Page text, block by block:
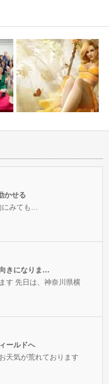
ラピーはヤオーラのある人「オーラ
になって本当…
かせる
みても…
きになりま…
す 先日は、神奈川県横
ールドへ
天気が荒れております